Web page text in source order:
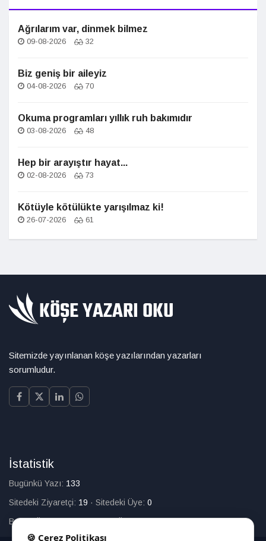
Ağrılarım var, dinmek bilmez
09-08-2026 32
Biz geniş bir aileyiz
04-08-2026 70
Okuma programları yıllık ruh bakımıdır
03-08-2026 48
Hep bir arayıştır hayat...
02-08-2026 73
Kötüyle kötülükte yarışılmaz ki!
26-07-2026 61
Sitemizde yayınlanan köşe yazılarından yazarları
sorumludur.
İstatistik
Bugünkü Yazı: 133
Sitedeki Ziyaretçi: 19 · Sitedeki Üye: 0
Bugün Üye Olan:0·Toplam Üye:226
🍪 Çerez Politikası